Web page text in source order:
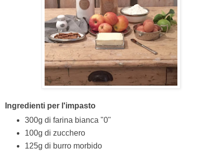
Ingredienti per l'impasto
300g di farina bianca "0"
100g di zucchero
125g di burro morbido